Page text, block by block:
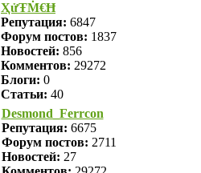
ҲửŦṀ€Ħ
Репутация: 6847
Форум постов: 1837
Новостей: 856
Комментов: 29272
Блоги: 0
Статьи: 40
Desmond_Ferrcon
Репутация: 6675
Форум постов: 2711
Новостей: 27